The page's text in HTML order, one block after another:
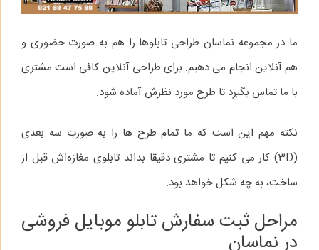
ما در مجموعه نماسان طراحی تابلوها را هم به صورت حضوری و
هم آنلاین انجام می‌ دهیم. برای طراحی آنلاین کافی است مشتری
با ما تماس بگیرد تا طرح مورد نظرش آماده شود.
نکته مهم این است که ما تمام طرح‌ ها را به صورت سه بعدی
(3D) کار می‌ کنیم تا مشتری دقیقا بداند تابلوی مغازه‌اش قبل از
ساخت، به چه شکل خواهد بود.
مراحل ثبت سفارش تابلو موبایل فروشی
در نماسان